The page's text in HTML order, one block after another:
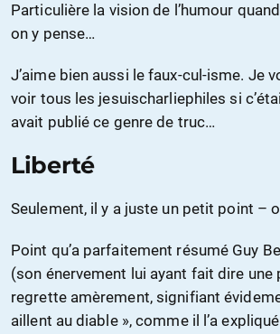
Particulière la vision de l’humour
on y pense…
J’aime bien aussi le faux-cul-isme. Je
voir tous les jesuischarliephiles si
avait publié ce genre de truc…
Liberté
Seulement, il y a juste un petit point –
Point qu’a parfaitement résumé Guy
(son énervement lui ayant fait dire une
regrette amèrement, signifiant
aillent au diable », comme il l’a expliqué